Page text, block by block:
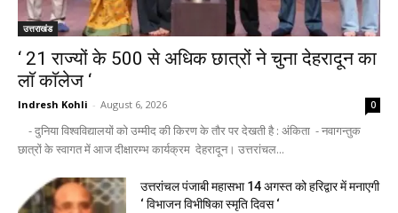
उत्तराखंड
‘ 21 राज्यों के 500 से अधिक छात्रों ने चुना देहरादून का
लाॅ काॅलेज ‘
Indresh Kohli - August 6, 2026 0
- दुनिया विश्वविद्यालयों को उम्मीद की किरण के तौर पर देखती है : अंकिता - नवागन्तुक
छात्रों के स्वागत में आज दीक्षारम्भ कार्यक्रम देहरादून। उत्तरांचल...
उत्तरांचल पंजाबी महासभा 14 अगस्त को हरिद्वार में मनाएगी
‘ विभाजन विभीषिका स्मृति दिवस ‘